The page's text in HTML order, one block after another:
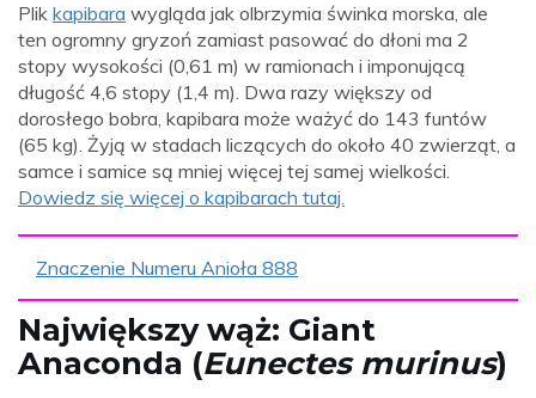
Plik kapibara wygląda jak olbrzymia świnka morska, ale
ten ogromny gryzoń zamiast pasować do dłoni ma 2
stopy wysokości (0,61 m) w ramionach i imponującą
długość 4,6 stopy (1,4 m). Dwa razy większy od
dorosłego bobra, kapibara może ważyć do 143 funtów
(65 kg). Żyją w stadach liczących do około 40 zwierząt, a
samce i samice są mniej więcej tej samej wielkości.
Dowiedz się więcej o kapibarach tutaj.
Znaczenie Numeru Anioła 888
Największy wąż: Giant
Anaconda (Eunectes murinus)